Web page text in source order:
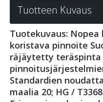
Tuotteen Kuvaus
Tuotekuvaus: Nopea
koristava pinnoite
räjäytetty teräspinta
Standardien
maalia 20; HG /